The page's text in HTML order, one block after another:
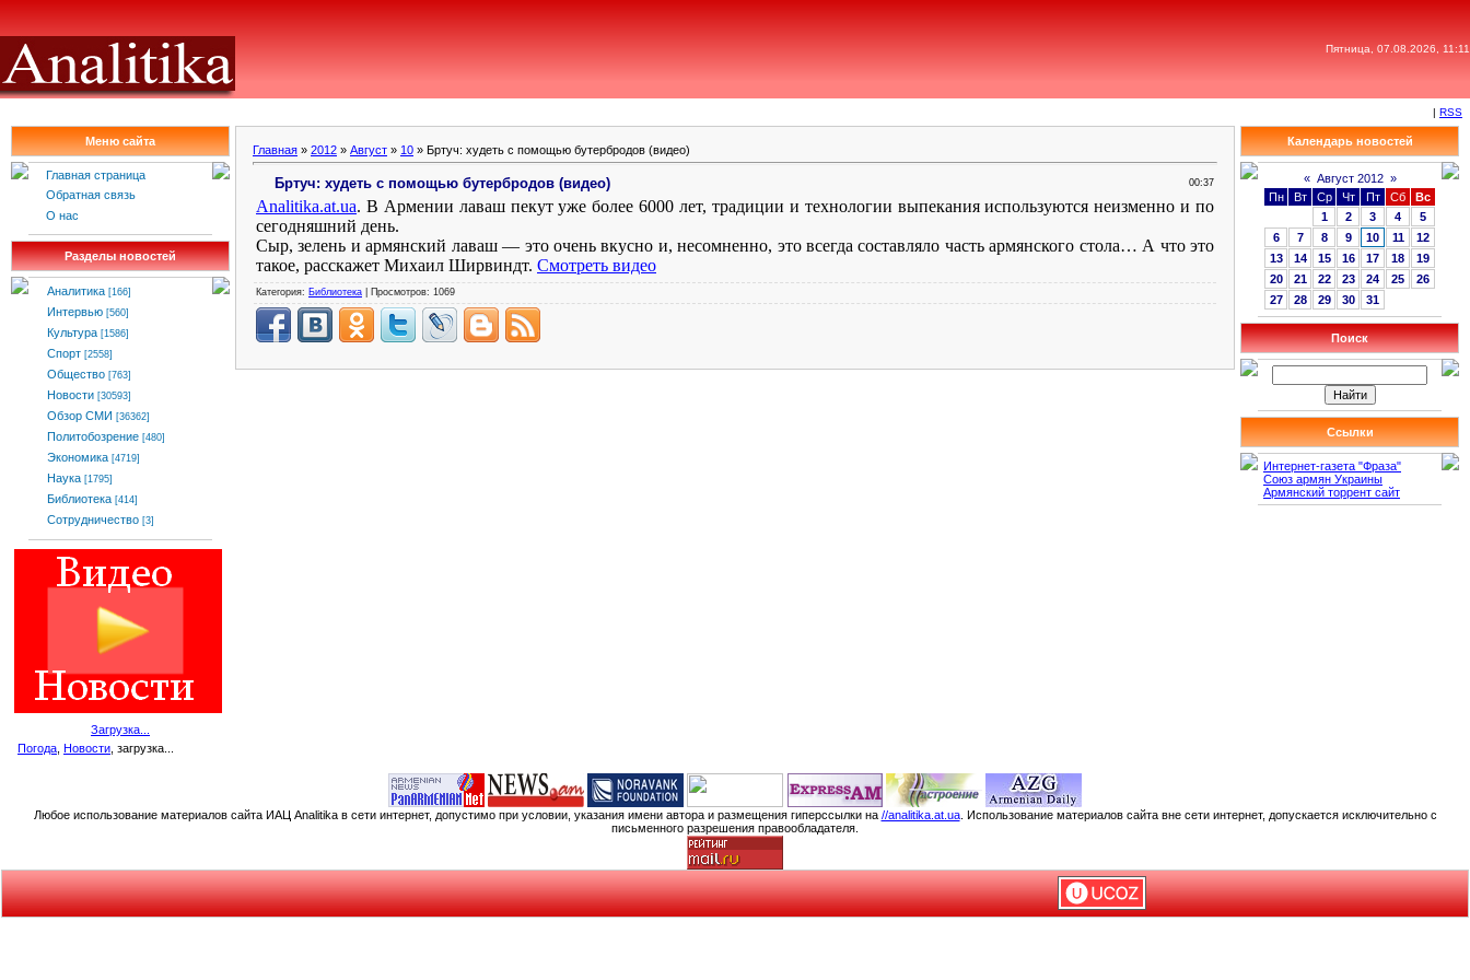
Пятница, 07.08.2026, 11:11
| RSS
Меню сайта
Главная страница
Обратная связь
О нас
Разделы новостей
Аналитика [166]
Интервью [560]
Культура [1586]
Спорт [2558]
Общество [763]
Новости [30593]
Обзор СМИ [36362]
Политобозрение [480]
Экономика [4719]
Наука [1795]
Библиотека [414]
Сотрудничество [3]
Загрузка...
Погода Новости , загрузка...
Главная » 2012 » Август » 10 » Бртуч: худеть с помощью бутербродов (видео)
Бртуч: худеть с помощью бутербродов (видео) 00:37
Analitika.at.ua. В Армении лаваш пекут уже более 6000 лет, традиции и технологии выпекания используются неизменно и по
сегодняшний день.
Сыр, зелень и армянский лаваш — это очень вкусно и, несомненно, это всегда составляло часть армянского стола… А что это
такое, расскажет Михаил Ширвиндт. Смотреть видео
Категория: Библиотека | Просмотров: 1069
Календарь новостей
« Август 2012 »
Пн
Вт Ср Чт Пт Сб
Вс
1
2 3 4
5
6
7 8 9 10 11
12
13
14 15 16 17 18
19
20
21 22 23 24 25
26
27
28 29 30 31
Поиск
Ссылки
Интернет-газета "Фраза"
Союз армян Украины
Армянский торрент сайт
Любое использование материалов сайта ИАЦ Analitika в сети интернет, допустимо при условии, указания имени автора и размещения гиперссылки на //analitika.at.ua. Использование материалов сайта вне сети интернет, допускается исключительно с
письменного разрешения правообладателя.